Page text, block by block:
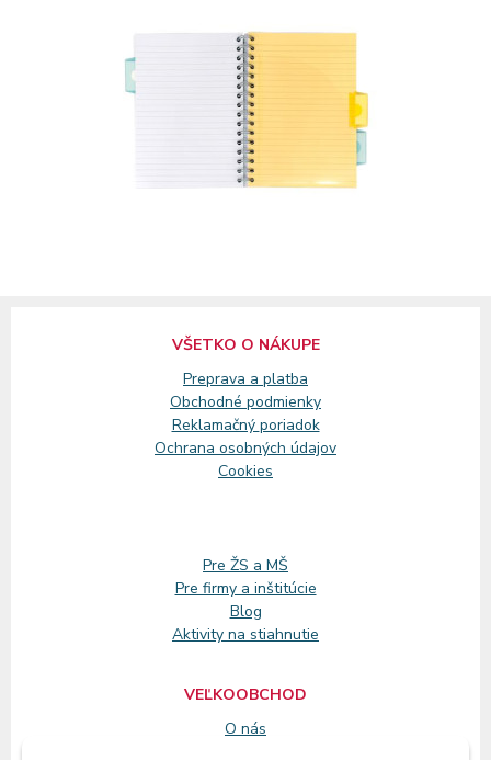
VŠETKO O NÁKUPE
Preprava a platba
Obchodné podmienky
Reklamačný poriadok
Ochrana osobných údajov
Cookies
Pre ŽS a MŠ
Pre firmy a inštitúcie
Blog
Aktivity na stiahnutie
VEĽKOOBCHOD
O nás